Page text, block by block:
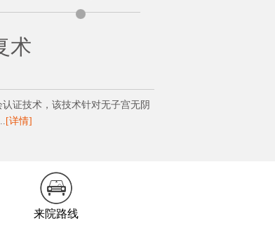
术
证技术，该技术针对无子宫无阴
[详情]
来院路线